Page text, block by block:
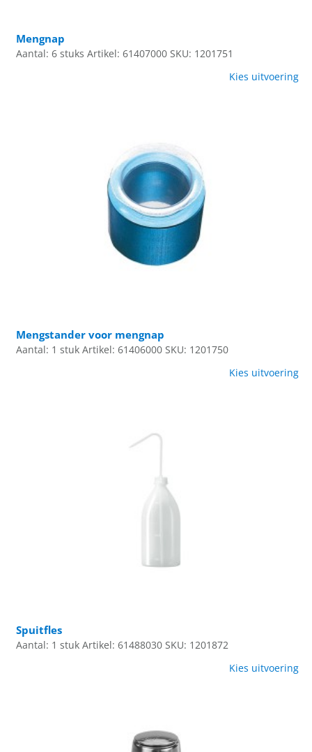
Mengnap
Aantal: 6 stuks Artikel: 61407000 SKU: 1201751
Kies uitvoering
Mengstander voor mengnap
Aantal: 1 stuk Artikel: 61406000 SKU: 1201750
Kies uitvoering
Spuitfles
Aantal: 1 stuk Artikel: 61488030 SKU: 1201872
Kies uitvoering